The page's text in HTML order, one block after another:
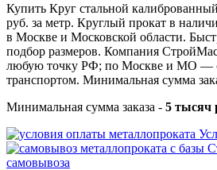
Купить Круг стальной
руб. за метр. Круглый прокат в
в Москве и Московской области.
подбор размеров. Компания
любую точку РФ; по Москве и МО —
транспортом. Минимальная сумма
Минимальная сумма заказа - 5 тысяч
самовывоза